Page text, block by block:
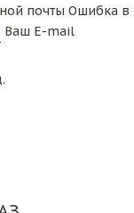
почты Ошибка в
Ваш E-mail